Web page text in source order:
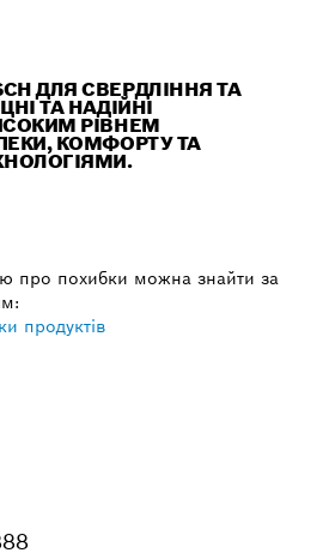
ДЛЯ СВЕРДЛІННЯ ТА
ТА НАДІЙНІ
РІВНЕМ
КОМФОРТУ ТА
про похибки можна знайти за
продуктів